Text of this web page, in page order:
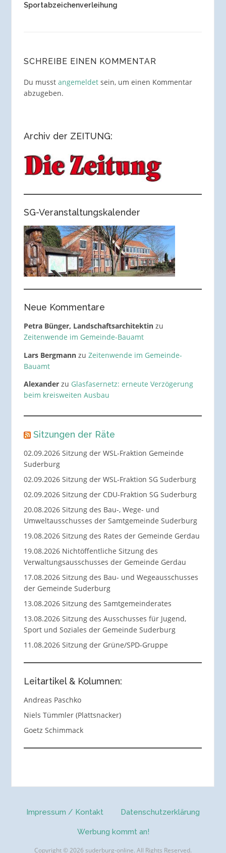
Sportabzeichenverleihung
SCHREIBE EINEN KOMMENTAR
Du musst angemeldetsein, um einen Kommentar
abzugeben.
Archiv der ZEITUNG:
SG-Veranstaltungskalender
Neue Kommentare
Petra Bünger, Landschaftsarchitektinzu
Zeitenwende im Gemeinde-Bauamt
Lars Bergmannzu Zeitenwende im Gemeinde-
Bauamt
Alexanderzu Glasfasernetz: erneute Verzögerung
beim kreisweiten Ausbau
Sitzungen der Räte
02.09.2026 Sitzung der WSL-Fraktion Gemeinde
Suderburg
02.09.2026 Sitzung der WSL-Fraktion SG Suderburg
02.09.2026 Sitzung der CDU-Fraktion SG Suderburg
20.08.2026 Sitzung des Bau-, Wege- und
Umweltausschusses der Samtgemeinde Suderburg
19.08.2026 Sitzung des Rates der Gemeinde Gerdau
19.08.2026 Nichtöffentliche Sitzung des
Verwaltungsausschusses der Gemeinde Gerdau
17.08.2026 Sitzung des Bau- und Wegeausschusses
der Gemeinde Suderburg
13.08.2026 Sitzung des Samtgemeinderates
13.08.2026 Sitzung des Ausschusses für Jugend,
Sport und Soziales der Gemeinde Suderburg
11.08.2026 Sitzung der Grüne/SPD-Gruppe
Leitartikel & Kolumnen:
Andreas Paschko
Niels Tümmler (Plattsnacker)
Goetz Schimmack
Impressum / Kontakt Datenschutzerklärung
Werbung kommt an!
Copyright © 2026 suderburg-online. All Rights Reserved.